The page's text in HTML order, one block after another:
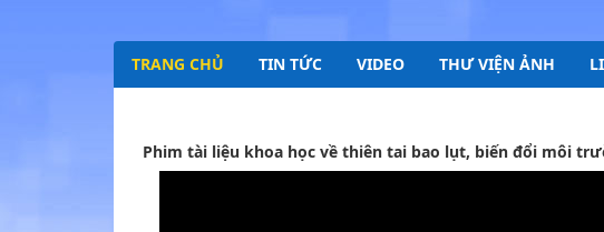
TRANG CHỦ TIN TỨC VIDEO THƯ VIỆN ẢNH
Phim tài liệu khoa học về thiên tai bao lụt, biến đổi môi